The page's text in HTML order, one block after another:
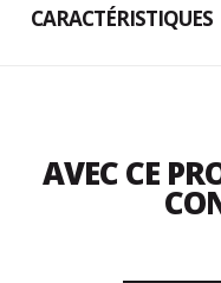
CARACTÉRISTIQUES
AVEC CE